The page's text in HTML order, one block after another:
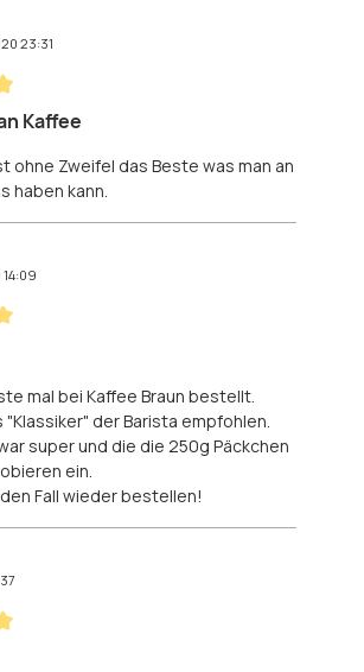
23:31
5 von 5 Sternen
Kaffee
ohne Zweifel das Beste was man an
haben kann.
5 von 5 Sternen
mal bei Kaffee Braun bestellt.
"Klassiker" der Barista empfohlen.
super und die die 250g Päckchen
ein.
Fall wieder bestellen!
5 von 5 Sternen